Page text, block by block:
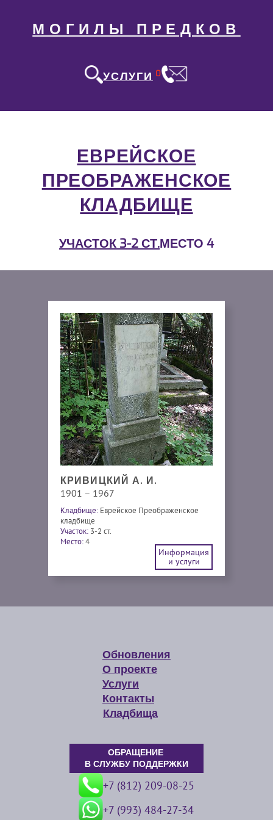
МОГИЛЫ ПРЕДКОВ
УСЛУГИ 0
ЕВРЕЙСКОЕ
ПРЕОБРАЖЕНСКОЕ
КЛАДБИЩЕ
УЧАСТОК 3-2 СТ.МЕСТО 4
КРИВИЦКИЙ А. И.
1901 – 1967
Кладбище: Еврейское Преображенское
кладбище
Участок: 3-2 ст.
Место:4
Информация
и услуги
Обновления
О проекте
Услуги
Контакты
Кладбища
ОБРАЩЕНИЕ
В СЛУЖБУ ПОДДЕРЖКИ
+7 (812) 209-08-25
+7 (993) 484-27-34